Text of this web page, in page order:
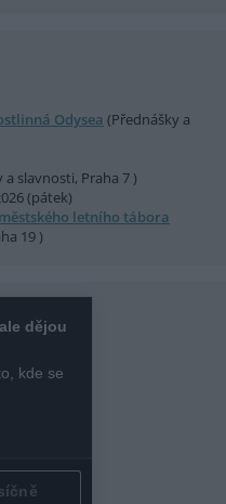
Odysea (Přednášky a
a slavnosti, Praha 7 )
(pátek)
letního tábora
19 )